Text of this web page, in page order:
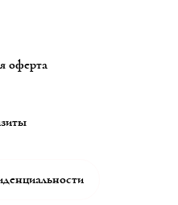
оферта